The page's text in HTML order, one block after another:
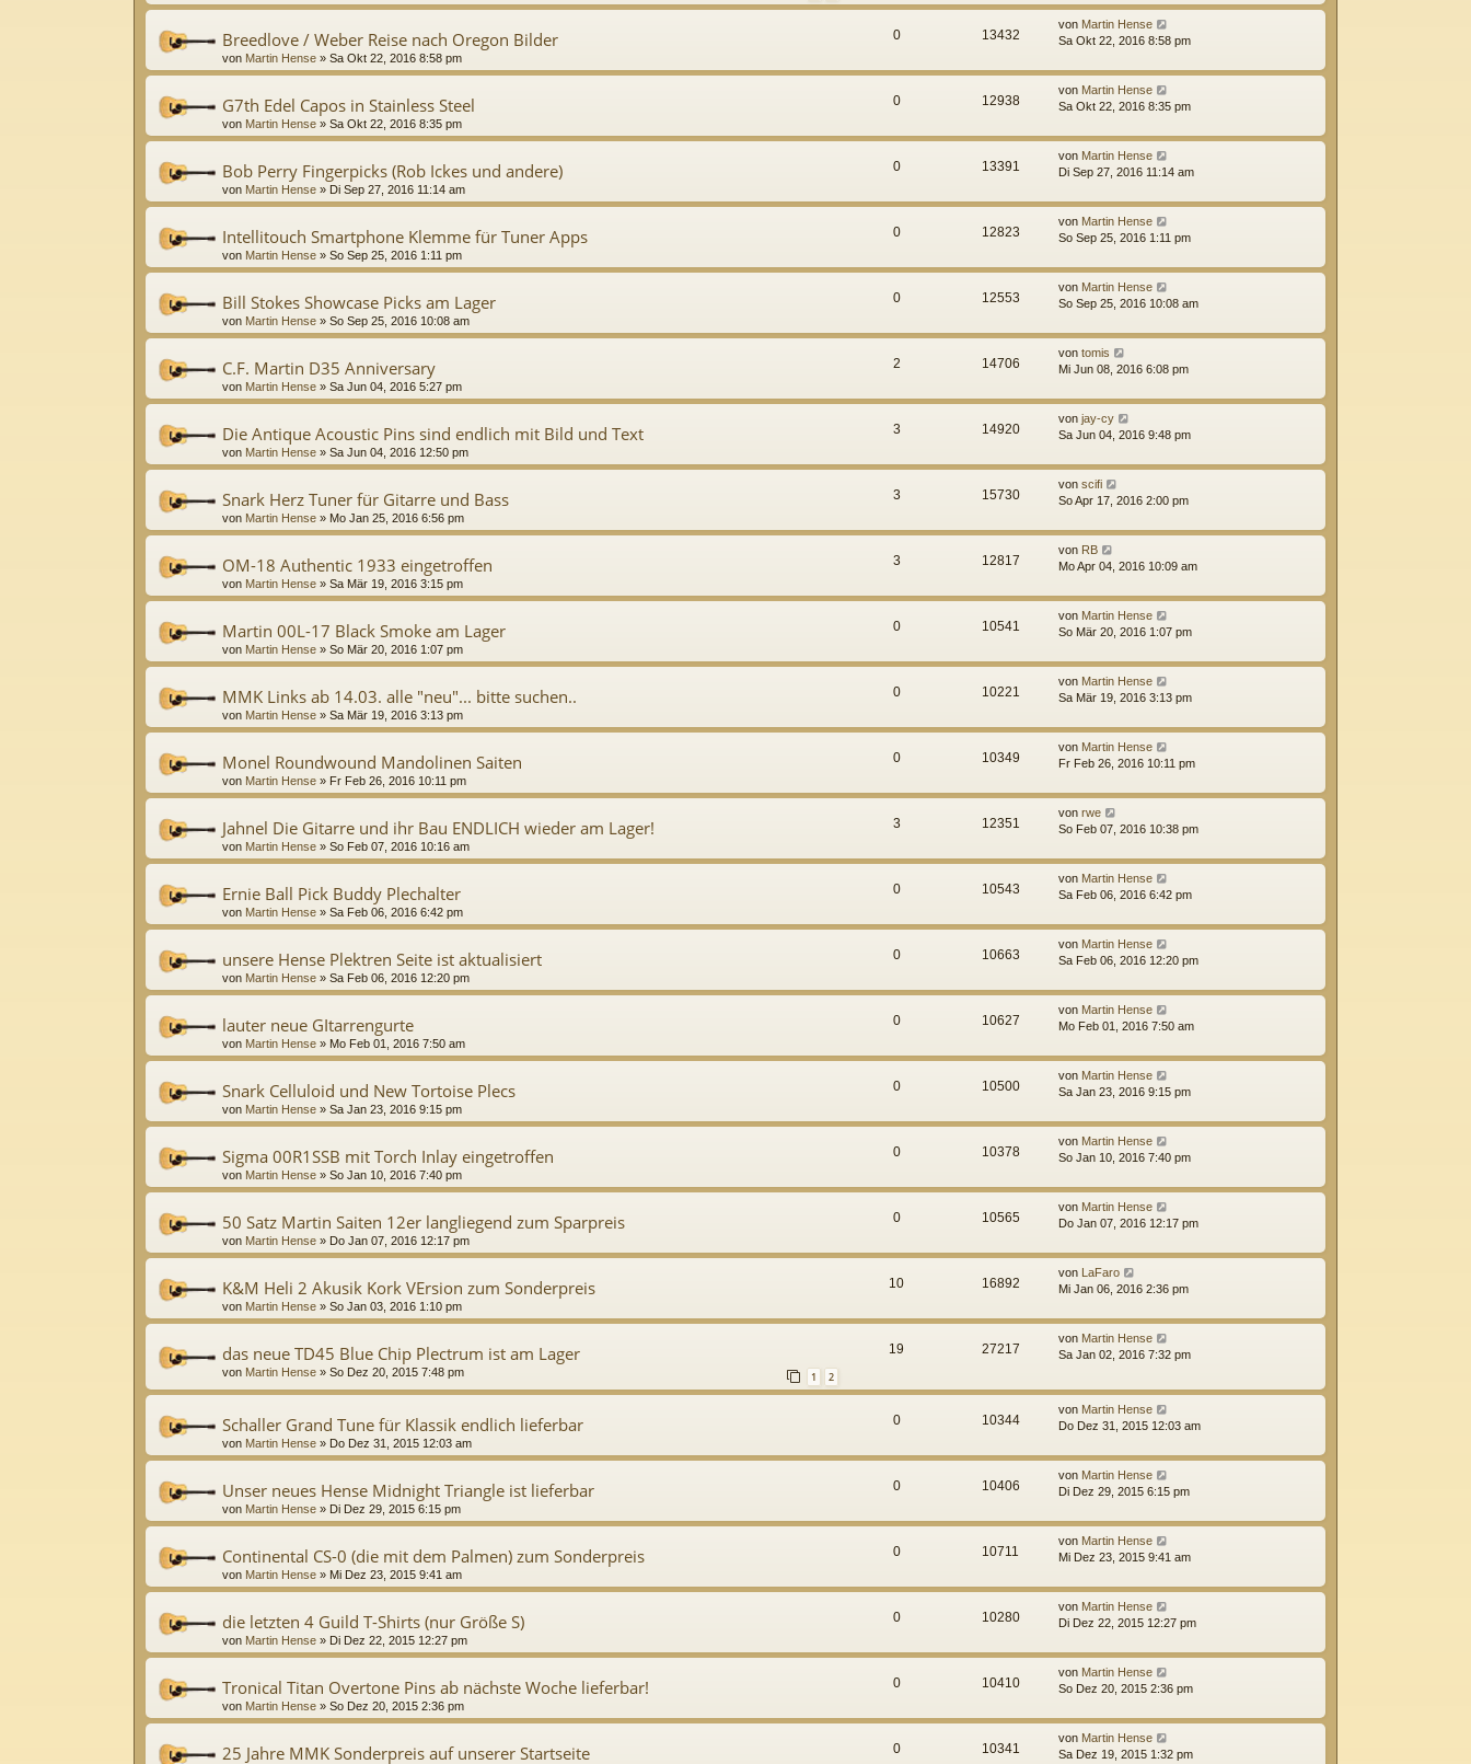
Breedlove / Weber Reise nach Oregon Bilder
von Martin Hense » Sa Okt 22, 2016 8:58 pm
0 13432
von Martin Hense
Sa Okt 22, 2016 8:58 pm
G7th Edel Capos in Stainless Steel
von Martin Hense » Sa Okt 22, 2016 8:35 pm
0 12938
von Martin Hense
Sa Okt 22, 2016 8:35 pm
Bob Perry Fingerpicks (Rob Ickes und andere)
von Martin Hense » Di Sep 27, 2016 11:14 am
0 13391
von Martin Hense
Di Sep 27, 2016 11:14 am
Intellitouch Smartphone Klemme für Tuner Apps
von Martin Hense » So Sep 25, 2016 1:11 pm
0 12823
von Martin Hense
So Sep 25, 2016 1:11 pm
Bill Stokes Showcase Picks am Lager
von Martin Hense » So Sep 25, 2016 10:08 am
0 12553
von Martin Hense
So Sep 25, 2016 10:08 am
C.F. Martin D35 Anniversary
von Martin Hense » Sa Jun 04, 2016 5:27 pm
2 14706
von tomis
Mi Jun 08, 2016 6:08 pm
Die Antique Acoustic Pins sind endlich mit Bild und Text
von Martin Hense » Sa Jun 04, 2016 12:50 pm
3 14920
von jay-cy
Sa Jun 04, 2016 9:48 pm
Snark Herz Tuner für Gitarre und Bass
von Martin Hense » Mo Jan 25, 2016 6:56 pm
3 15730
von scifi
So Apr 17, 2016 2:00 pm
OM-18 Authentic 1933 eingetroffen
von Martin Hense » Sa Mär 19, 2016 3:15 pm
3 12817
von RB
Mo Apr 04, 2016 10:09 am
Martin 00L-17 Black Smoke am Lager
von Martin Hense » So Mär 20, 2016 1:07 pm
0 10541
von Martin Hense
So Mär 20, 2016 1:07 pm
MMK Links ab 14.03. alle "neu"... bitte suchen..
von Martin Hense » Sa Mär 19, 2016 3:13 pm
0 10221
von Martin Hense
Sa Mär 19, 2016 3:13 pm
Monel Roundwound Mandolinen Saiten
von Martin Hense » Fr Feb 26, 2016 10:11 pm
0 10349
von Martin Hense
Fr Feb 26, 2016 10:11 pm
Jahnel Die Gitarre und ihr Bau ENDLICH wieder am Lager!
von Martin Hense » So Feb 07, 2016 10:16 am
3 12351
von rwe
So Feb 07, 2016 10:38 pm
Ernie Ball Pick Buddy Plechalter
von Martin Hense » Sa Feb 06, 2016 6:42 pm
0 10543
von Martin Hense
Sa Feb 06, 2016 6:42 pm
unsere Hense Plektren Seite ist aktualisiert
von Martin Hense » Sa Feb 06, 2016 12:20 pm
0 10663
von Martin Hense
Sa Feb 06, 2016 12:20 pm
lauter neue GItarrengurte
von Martin Hense » Mo Feb 01, 2016 7:50 am
0 10627
von Martin Hense
Mo Feb 01, 2016 7:50 am
Snark Celluloid und New Tortoise Plecs
von Martin Hense » Sa Jan 23, 2016 9:15 pm
0 10500
von Martin Hense
Sa Jan 23, 2016 9:15 pm
Sigma 00R1SSB mit Torch Inlay eingetroffen
von Martin Hense » So Jan 10, 2016 7:40 pm
0 10378
von Martin Hense
So Jan 10, 2016 7:40 pm
50 Satz Martin Saiten 12er langliegend zum Sparpreis
von Martin Hense » Do Jan 07, 2016 12:17 pm
0 10565
von Martin Hense
Do Jan 07, 2016 12:17 pm
K&M Heli 2 Akusik Kork VErsion zum Sonderpreis
von Martin Hense » So Jan 03, 2016 1:10 pm
10 16892
von LaFaro
Mi Jan 06, 2016 2:36 pm
das neue TD45 Blue Chip Plectrum ist am Lager
von Martin Hense » So Dez 20, 2015 7:48 pm 1 2
19 27217
von Martin Hense
Sa Jan 02, 2016 7:32 pm
Schaller Grand Tune für Klassik endlich lieferbar
von Martin Hense » Do Dez 31, 2015 12:03 am
0 10344
von Martin Hense
Do Dez 31, 2015 12:03 am
Unser neues Hense Midnight Triangle ist lieferbar
von Martin Hense » Di Dez 29, 2015 6:15 pm
0 10406
von Martin Hense
Di Dez 29, 2015 6:15 pm
Continental CS-0 (die mit dem Palmen) zum Sonderpreis
von Martin Hense » Mi Dez 23, 2015 9:41 am
0 10711
von Martin Hense
Mi Dez 23, 2015 9:41 am
die letzten 4 Guild T-Shirts (nur Größe S)
von Martin Hense » Di Dez 22, 2015 12:27 pm
0 10280
von Martin Hense
Di Dez 22, 2015 12:27 pm
Tronical Titan Overtone Pins ab nächste Woche lieferbar!
von Martin Hense » So Dez 20, 2015 2:36 pm
0 10410
von Martin Hense
So Dez 20, 2015 2:36 pm
25 Jahre MMK Sonderpreis auf unserer Startseite 0 10341
von Martin Hense
Sa Dez 19, 2015 1:32 pm